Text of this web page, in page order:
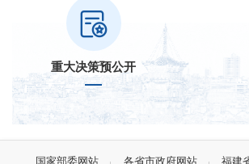
重大决策预公开
国家部委网站 各省市政府网站
福建